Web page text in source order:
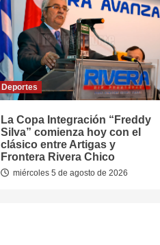
Deportes
La Copa Integración “Freddy
Silva” comienza hoy con el
clásico entre Artigas y
Frontera Rivera Chico
miércoles 5 de agosto de 2026